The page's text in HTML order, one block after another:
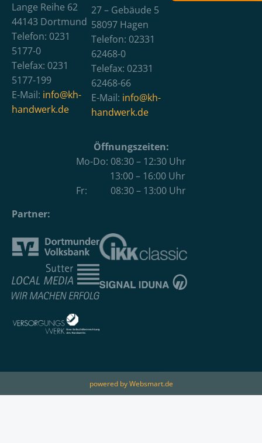
Lange Reihe 62
44143 Dortmund
Telefon: 0231
5177-0
Telefax: 0231
5177-199
E-Mail: info@kh-
handwerk.de
27 – Gebäude 5
58097 Hagen
Telefon: 02331
62468-0
Telefax: 02331
62468-66
E-Mail: info@kh-
handwerk.de
Öffnungszeiten:
Mo-Do: 08:30 – 12:30 Uhr
13:00 – 16:00 Uhr
Fr: 08:30 – 13:00 Uhr
Partner:
powered by Websmart.de